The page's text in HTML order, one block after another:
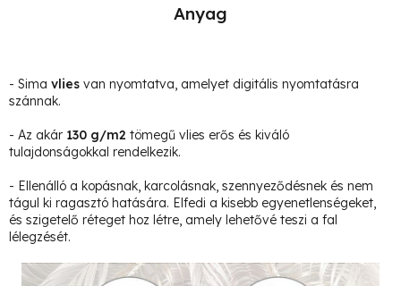
Anyag
- Sima vlies van nyomtatva, amelyet digitális nyomtatásra
szánnak.
- Az akár 130 g/m2 tömegű vlies erős és kiváló
tulajdonságokkal rendelkezik.
- Ellenálló a kopásnak, karcolásnak, szennyeződésnek és nem
tágul ki ragasztó hatására. Elfedi a kisebb egyenetlenségeket,
és szigetelő réteget hoz létre, amely lehetővé teszi a fal
lélegzését.